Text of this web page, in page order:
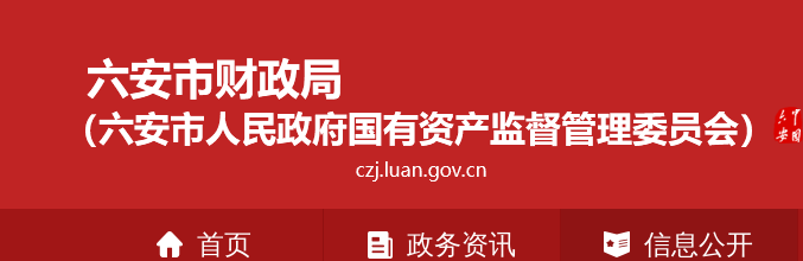
首页 政务资讯 信息公开